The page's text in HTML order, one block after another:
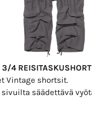
INDUSTRY 3/4
Vintage shortsit.
säädettävä